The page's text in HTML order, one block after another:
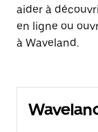
aider à
en ligne ou
à Waveland.